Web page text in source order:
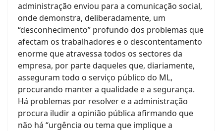
administração enviou para a comunicação social,
onde demonstra, deliberadamente, um
“desconhecimento” profundo dos problemas que
afectam os trabalhadores e o descontentamento
enorme que atravessa todos os sectores da
empresa, por parte daqueles que, diariamente,
asseguram todo o serviço público do ML,
procurando manter a qualidade e a segurança.
Há problemas por resolver e a administração
procura iludir a opinião pública afirmando que
não há “urgência ou tema que implique a